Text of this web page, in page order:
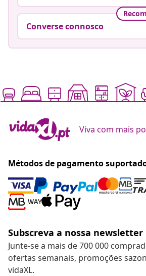
Converse connosco
Viva com mais
Métodos de pagamento
Subscreva a nossa newsletter
Junte-se a mais de 700 000
ofertas semanais, promoções
vidaXL.